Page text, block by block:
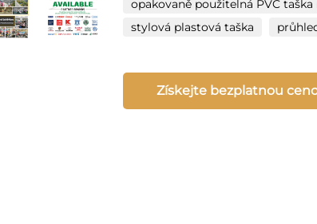
opakovaně použitelná PVC taška
stylová plastová taška
Získejte bezplatnou